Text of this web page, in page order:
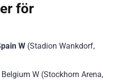
för
W (Stadion Wankdorf,
W (Stockhorn Arena,